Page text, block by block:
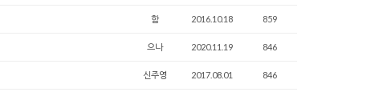
함 2016.10.18 859
으나 2020.11.19 846
신주영 2017.08.01 846